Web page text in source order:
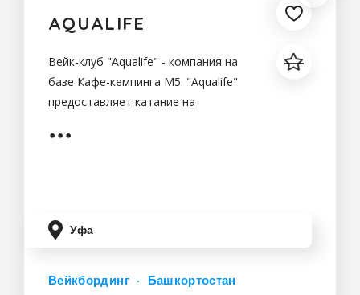
AQUALIFE
Вейк-клуб "Aqualife" - компания на
базе Кафе-кемпинга M5. "Aqualife"
предоставляет катание на
Уфа
Вейкбординг Башкортостан